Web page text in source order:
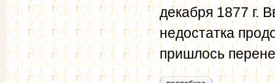
декабря 1877 г.
недостатка
пришлось